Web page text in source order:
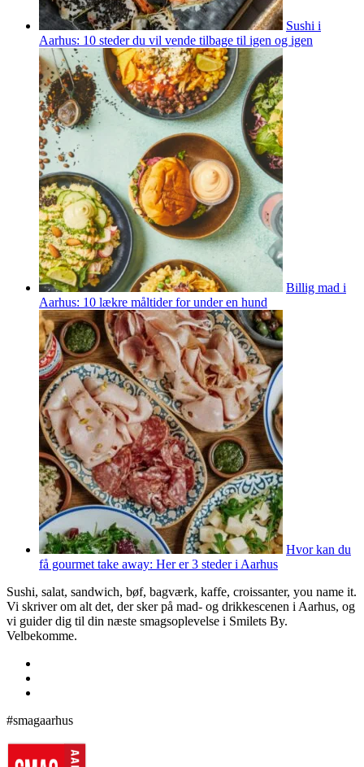
Sushi i
Aarhus: 10 steder du vil vende tilbage til igen og igen
Billig mad i
Aarhus: 10 lækre måltider for under en hund
Hvor kan du
få gourmet take away: Her er 3 steder i Aarhus
Sushi, salat, sandwich, bøf, bagværk, kaffe, croissanter, you name it.
Vi skriver om alt det, der sker på mad- og drikkescenen i Aarhus, og
vi guider dig til din næste smagsoplevelse i Smilets By.
Velbekomme.
#smagaarhus